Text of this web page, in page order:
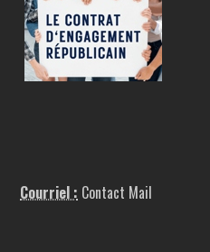
Courriel : Contact Mail